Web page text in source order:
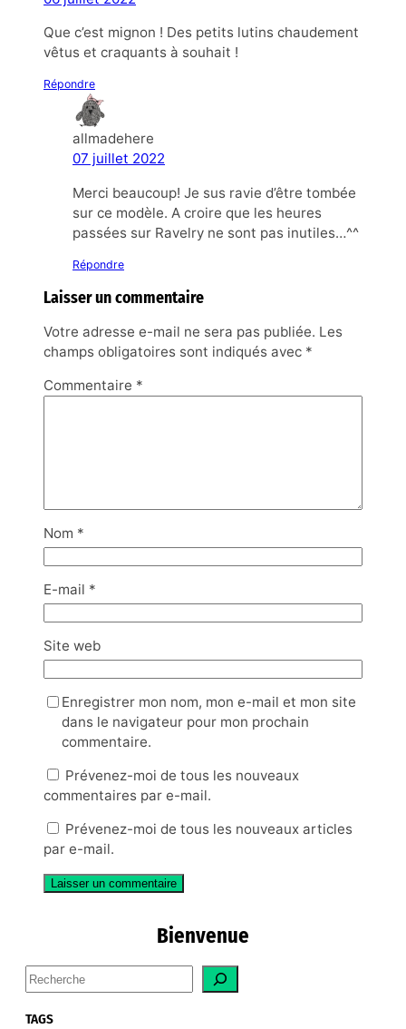
Que c’est mignon ! Des petits lutins chaudement
vêtus et craquants à souhait !
Répondre
allmadehere
07 juillet 2022
Merci beaucoup! Je sus ravie d’être tombée
sur ce modèle. A croire que les heures
passées sur Ravelry ne sont pas inutiles…^^
Répondre
Laisser un commentaire
Votre adresse e-mail ne sera pas publiée. Les
champs obligatoires sont indiqués avec *
Commentaire *
Nom *
E-mail *
Site web
Enregistrer mon nom, mon e-mail et mon site
dans le navigateur pour mon prochain
commentaire.
Prévenez-moi de tous les nouveaux
commentaires par e-mail.
Prévenez-moi de tous les nouveaux articles
par e-mail.
Bienvenue
S
e
a
TAGS